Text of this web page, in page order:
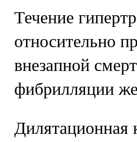
Течение
относительно
внезапной
фибрилляции
Дилятационная